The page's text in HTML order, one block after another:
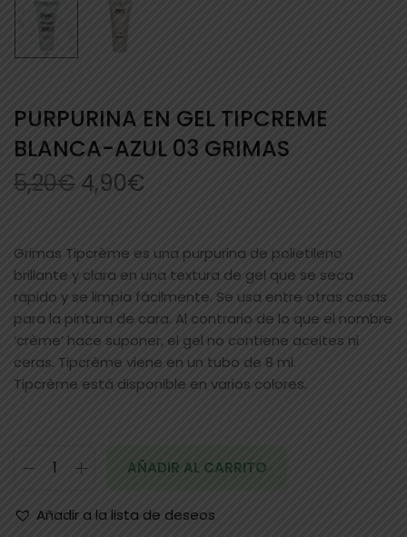
PURPURINA EN GEL TIPCREME
BLANCA-AZUL 03 GRIMAS
5,20€ 4,90€
Grimas Tipcrème es una purpurina de polietileno
brillante y clara en una textura de gel que se seca
rápido y se limpia fácilmente. Se usa entre otras cosas
para la pintura de cara. Al contrario de lo que el nombre
‘crème’ hace suponer, el gel no contiene aceites ni
ceras. Tipcrème viene en un tubo de 8 ml.
Tipcrème está disponible en varios colores.
AÑADIR AL CARRITO
Añadir a la lista de deseos